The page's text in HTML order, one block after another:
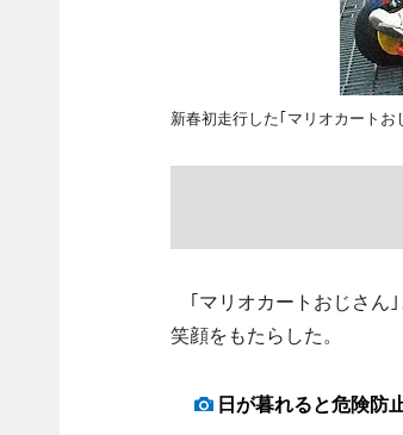
新春初走行した｢マリオカート
｢マリオカートおじさん｣
笑顔をもたらした。
日が暮れると危険防